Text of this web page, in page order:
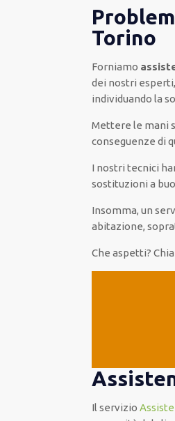
Torino
Forniamo
dei nostri
individuando la
Mettere le mani
conseguenze di
I nostri tecnici
sostituzioni a
Insomma, un
abitazione,
Che aspetti?
Il servizio